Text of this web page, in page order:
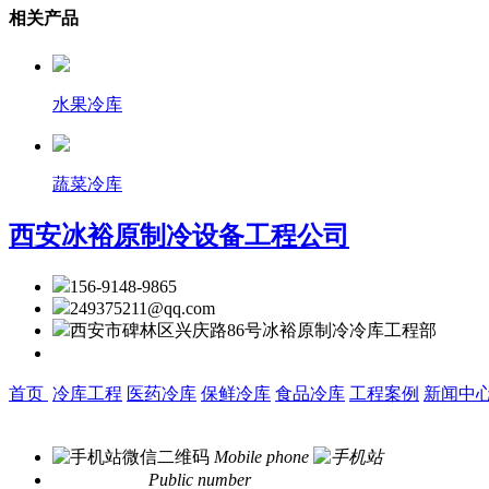
相关产品
水果冷库
蔬菜冷库
西安冰裕原制冷设备工程公司
156-9148-9865
249375211@qq.com
西安市碑林区兴庆路86号冰裕原制冷冷库工程部
首页 冷库工程 医药冷库 保鲜冷库 食品冷库 工程案例 新闻中
微信二维码 Mobile phone
Public number